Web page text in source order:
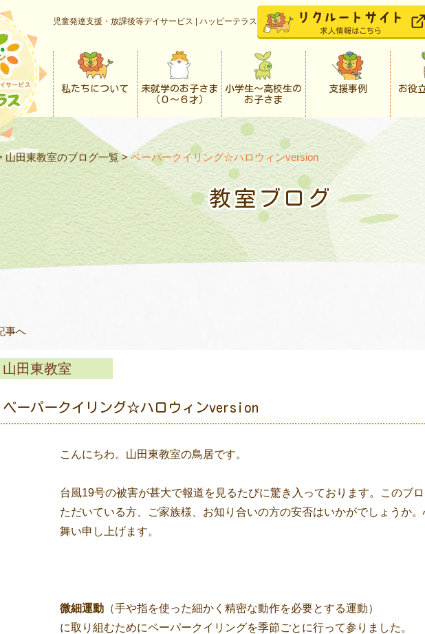
児童発達支援・放課後等デイサービス | ハッピーテラス
私たちについて
未就学のお子さま
（０〜６才）
小学生〜高校生の
お子さま
支援事例 お役
山田東教室のブログ一覧>ペーパークイリング☆ハロウィンversion
教室ブログ
事へ
山田東教室
ペーパークイリング☆ハロウィンversion
こんにちわ。山田東教室の鳥居です。
台風19号の被害が甚大で報道を見るたびに驚き入っております。このブ
ただいている方、ご家族様、お知り合いの方の安否はいかがでしょうか
舞い申し上げます。
微細運動 （手や指を使った細かく精密な動作を必要とする運動）
に取り組むためにペーパークイリングを季節ごとに行って参りました。